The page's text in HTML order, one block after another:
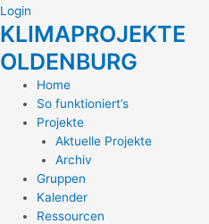
Login
KLIMAPROJEKTE
OLDENBURG
Home
So funktioniert’s
Projekte
Aktuelle Projekte
Archiv
Gruppen
Kalender
Ressourcen